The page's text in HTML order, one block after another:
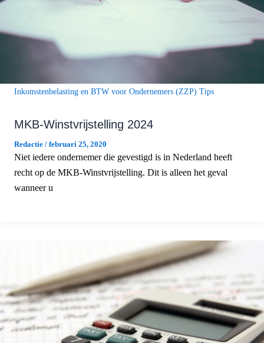
Inkomstenbelasting en BTW voor Ondernemers (ZZP) Tips
MKB-Winstvrijstelling 2024
Redactie / februari 25, 2020
Niet iedere ondernemer die gevestigd is in Nederland heeft
recht op de MKB-Winstvrijstelling. Dit is alleen het geval
wanneer u